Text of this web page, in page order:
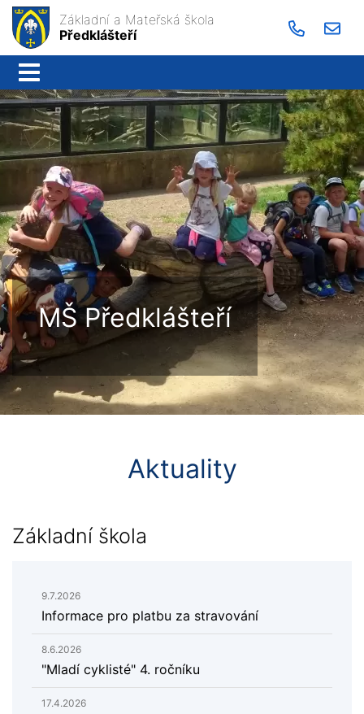
Základní a Mateřská škola
Předklášteří
MŠ Předklášteří
Aktuality
Základní škola
9.7.2026
Informace pro platbu za stravování
8.6.2026
"Mladí cyklisté" 4. ročníku
17.4.2026